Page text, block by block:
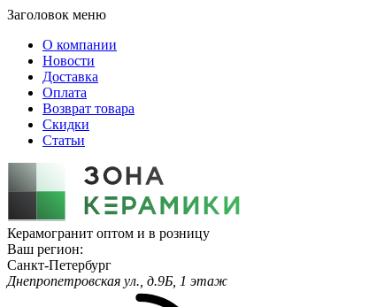
Заголовок меню
О компании
Новости
Доставка
Оплата
Возврат товара
Скидки
Статьи
Керамогранит оптом и в розницу
Ваш регион:
Санкт-Петербург
Днепропетровская ул., д.9Б, 1 этаж